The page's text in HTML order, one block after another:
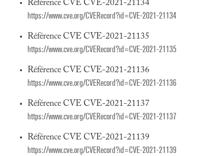
Référence CVE CVE-2021-21134
https://www.cve.org/CVERecord?id=CVE-2021-21134
Référence CVE CVE-2021-21135
https://www.cve.org/CVERecord?id=CVE-2021-21135
Référence CVE CVE-2021-21136
https://www.cve.org/CVERecord?id=CVE-2021-21136
Référence CVE CVE-2021-21137
https://www.cve.org/CVERecord?id=CVE-2021-21137
Référence CVE CVE-2021-21139
https://www.cve.org/CVERecord?id=CVE-2021-21139